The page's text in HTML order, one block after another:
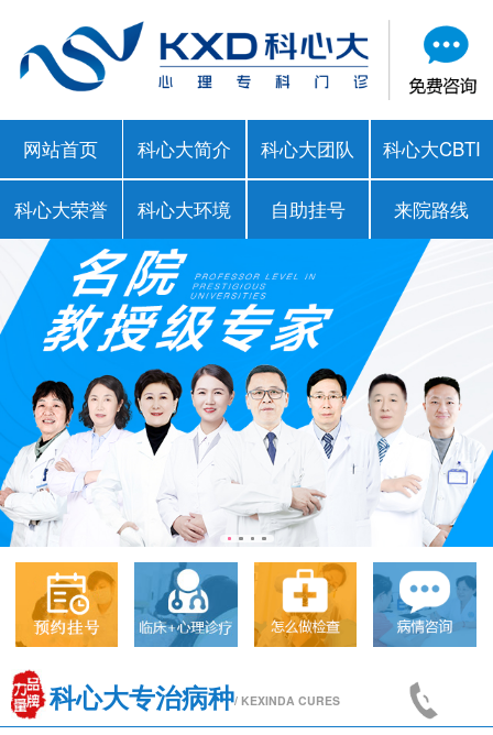
网站首页 科心大简介 科心大团队 科心大CBTI
科心大荣誉 科心大环境 自助挂号 来院路线
科心大专治病种/ KEXINDA CURES